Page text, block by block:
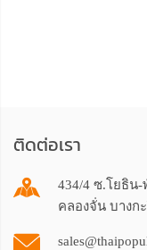
ติดต่อเรา
434/4 ซ.โยธิน
คลองจั่น บางก